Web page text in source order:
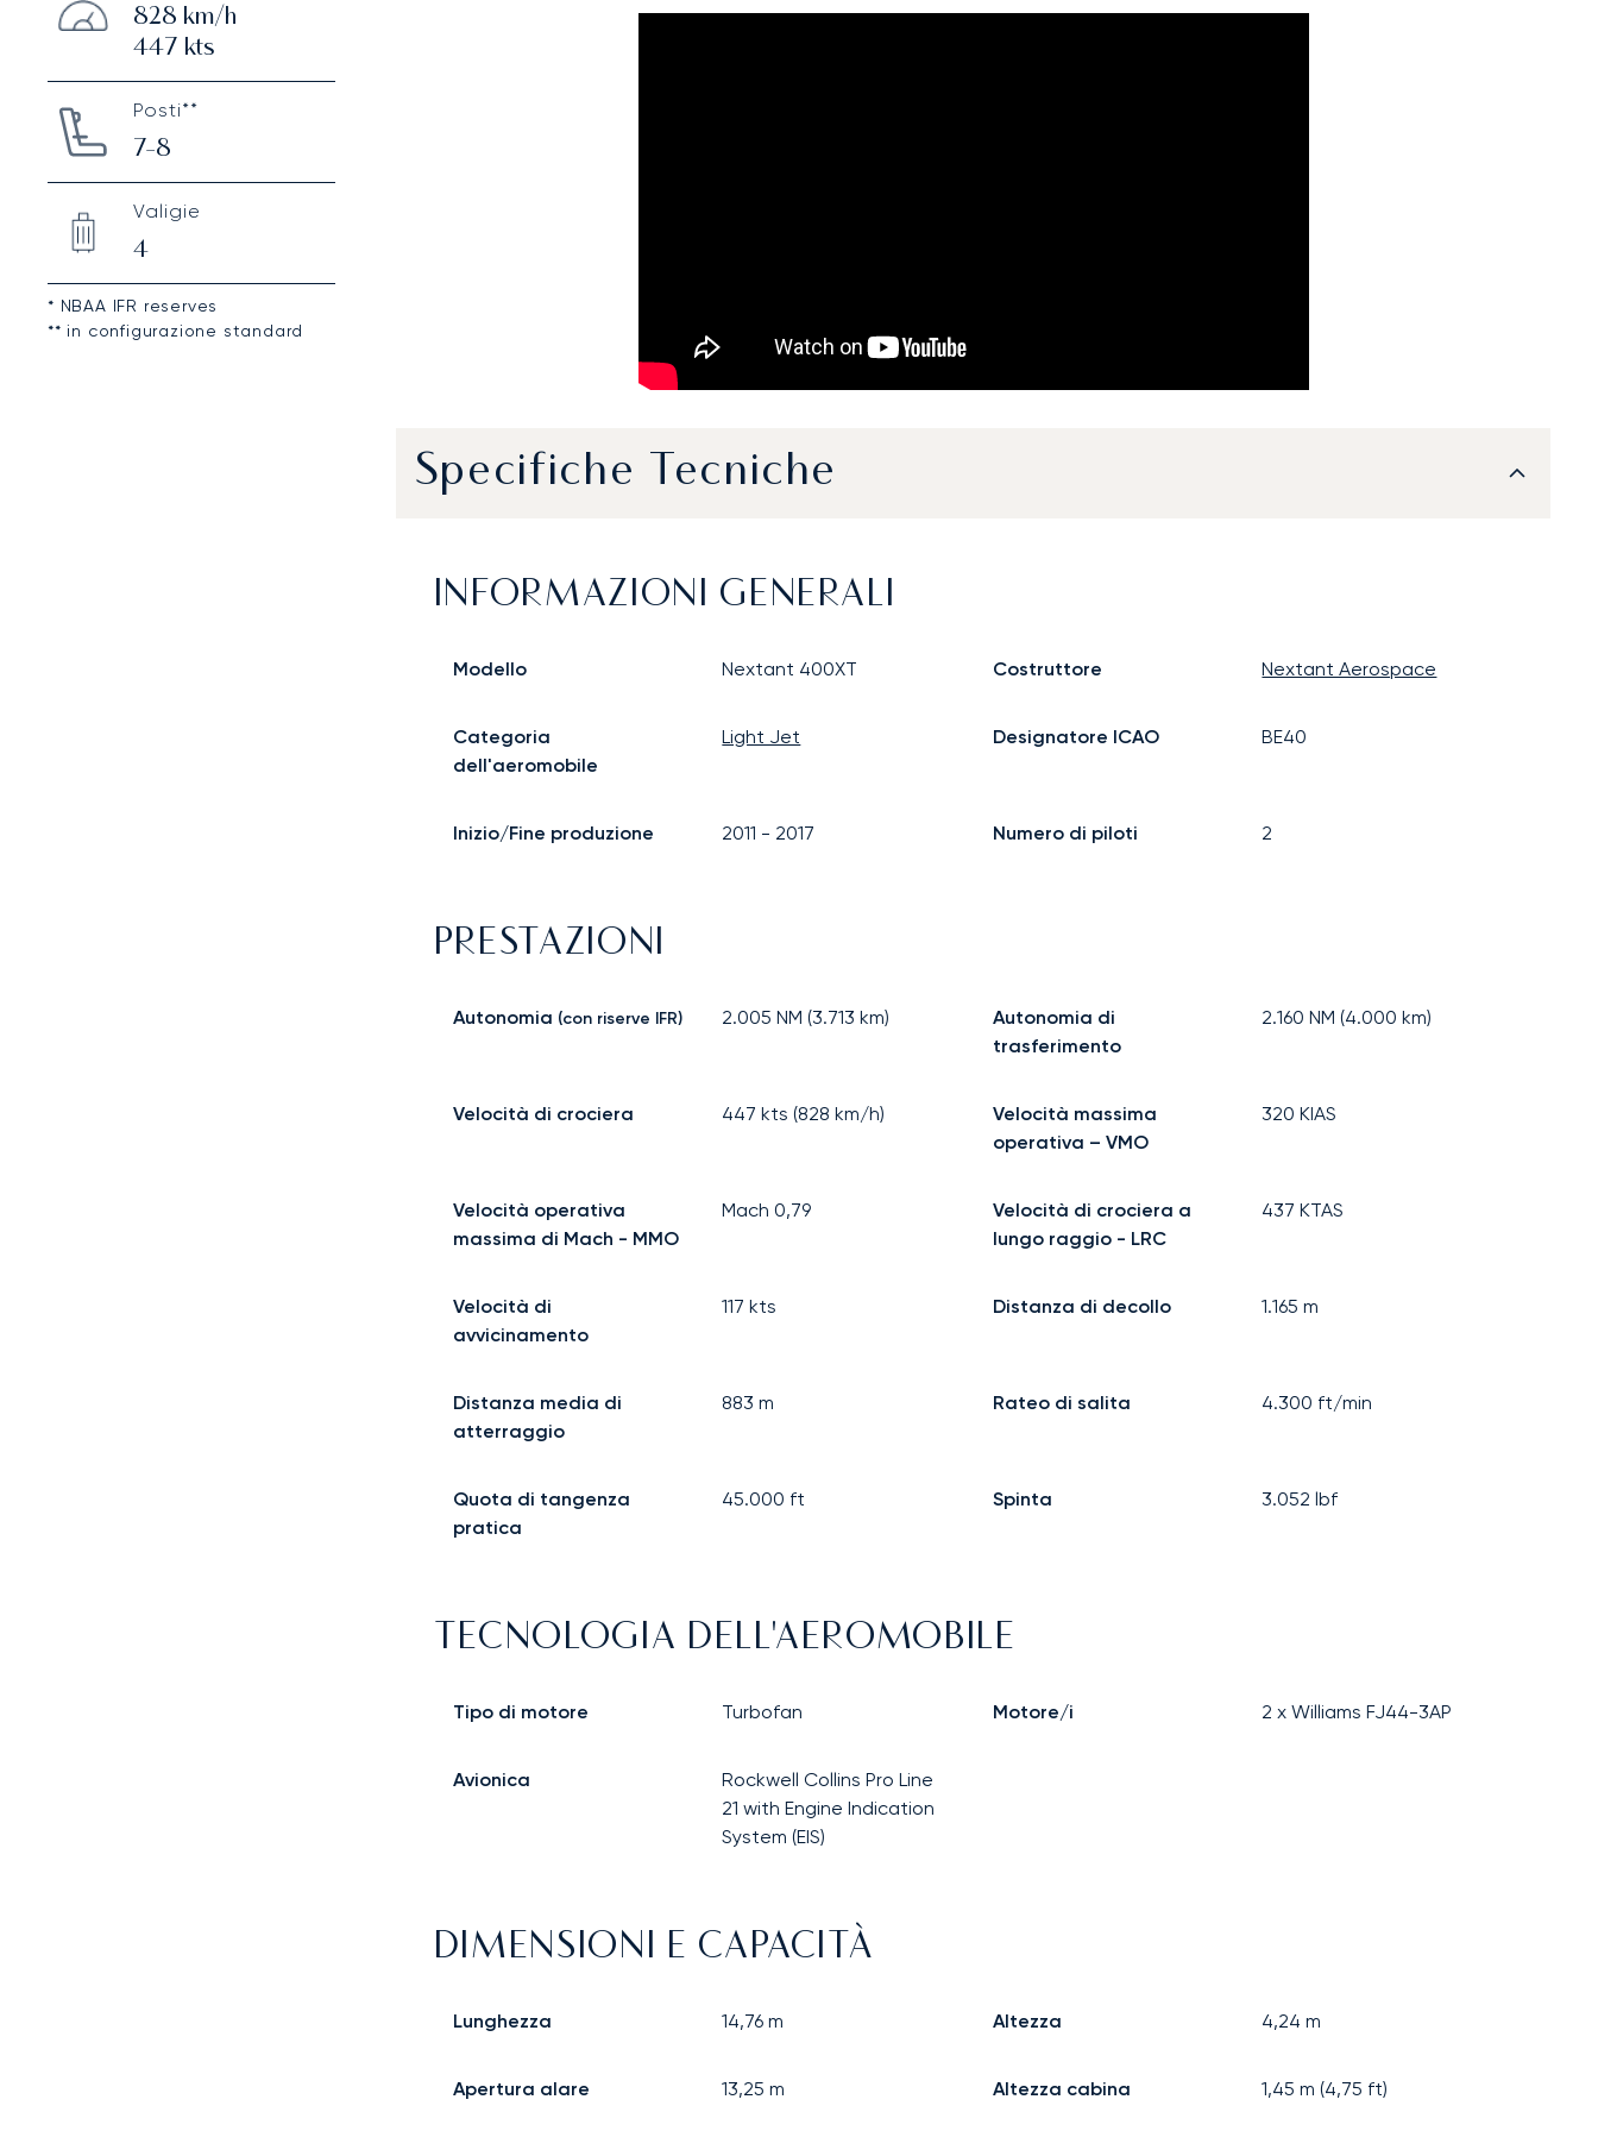
828 km/h
447 kts
Posti**
7-8
Valigie
4
* NBAA IFR reserves
** in configurazione standard
Specifiche Tecniche
INFORMAZIONI GENERALI
Modello Nextant 400XT Costruttore Nextant Aerospace
Categoria
dell'aeromobile
Light Jet Designatore ICAO BE40
Inizio/Fine produzione 2011 - 2017 Numero di piloti 2
PRESTAZIONI
Autonomia (con riserve IFR) 2.005 NM (3.713 km)
Autonomia di
trasferimento
2.160 NM (4.000 km)
Velocità di crociera 447 kts (828 km/h)
Velocità massima
operativa – VMO
320 KIAS
Velocità operativa
massima di Mach - MMO
Mach0,79
Velocità di crociera a
lungo raggio - LRC
437 KTAS
Velocità di
avvicinamento
117 kts Distanza di decollo 1.165 m
Distanza media di
atterraggio
883 m Rateo di salita 4.300 ft/min
Quota di tangenza
pratica
45.000 ft Spinta 3.052 lbf
TECNOLOGIA DELL'AEROMOBILE
Tipo di motore Turbofan Motore/i 2 x Williams FJ44-3AP
Avionica
Rockwell Collins Pro Line
21 with Engine Indication
System (EIS)
DIMENSIONI E CAPACITÀ
Lunghezza 14,76 m Altezza 4,24 m
Apertura alare 13,25 m Altezza cabina 1,45 m (4,75 ft)